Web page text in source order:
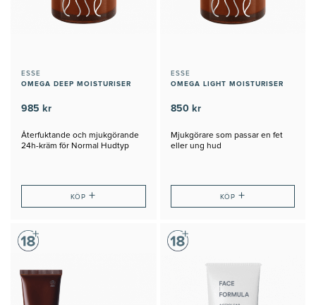
ESSE
OMEGA DEEP MOISTURISER
985 kr
Återfuktande och mjukgörande
24h-kräm för Normal Hudtyp
KÖP+
ESSE
OMEGA LIGHT MOISTURISER
850 kr
Mjukgörare som passar en fet
eller ung hud
KÖP +